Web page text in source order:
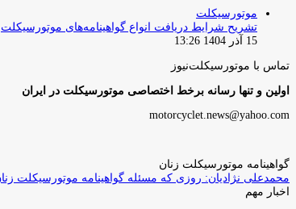
موتورسیکلت
تشریح شرایط دریافت انواع گواهینامه‌های موتورسیکلت
15 آذر 1404 13:26
تماس با موتورسیکلت‌نیوز
اولین و تنها رسانه برخط اختصاصی موتورسیکلت در ایران
motorcyclet.news@yahoo.com
گواهینامه موتورسیکلت زنان
محمدعلی نژادیان: روزی که مسئله گواهینامه موتورسیکلت
اخبار مهم